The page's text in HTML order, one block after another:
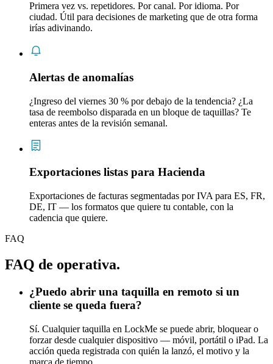
Primera vez vs. repetidores. Por canal. Por idioma. Por
ciudad. Útil para decisiones de marketing que de otra forma
irías adivinando.
Alertas de anomalías
¿Ingreso del viernes 30 % por debajo de la tendencia? ¿La
tasa de reembolso disparada en un bloque de taquillas? Te
enteras antes de la revisión semanal.
Exportaciones listas para Hacienda
Exportaciones de facturas segmentadas por IVA para ES, FR,
DE, IT — los formatos que quiere tu contable, con la
cadencia que quiere.
FAQ
FAQ de operativa.
¿Puedo abrir una taquilla en remoto si un
cliente se queda fuera?
Sí. Cualquier taquilla en LockMe se puede abrir, bloquear o
forzar desde cualquier dispositivo — móvil, portátil o iPad. La
acción queda registrada con quién la lanzó, el motivo y la
marca de tiempo.